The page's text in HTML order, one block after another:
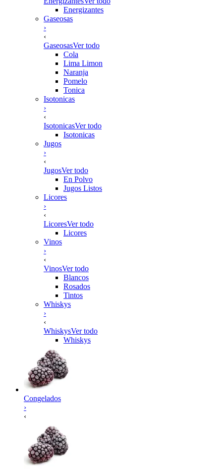
Energizantes
Gaseosas
›
‹
GaseosasVer todo
Cola
Lima Limon
Naranja
Pomelo
Tonica
Isotonicas
›
‹
IsotonicasVer todo
Isotonicas
Jugos
›
‹
JugosVer todo
En Polvo
Jugos Listos
Licores
›
‹
LicoresVer todo
Licores
Vinos
›
‹
VinosVer todo
Blancos
Rosados
Tintos
Whiskys
›
‹
WhiskysVer todo
Whiskys
Congelados
›
‹